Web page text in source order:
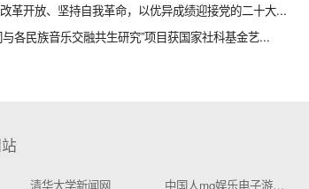
革开放、坚持自我革命，以优异成绩迎接党的二十大...
各民族音乐交融共生研究”项目获国家社科基金艺...
清华大学新闻网
中国人mg娱乐电子游戏4155学新闻网